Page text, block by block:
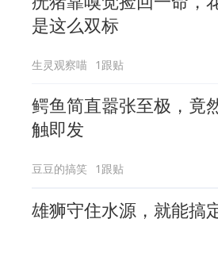
是这么双标
生灵观察喵 1跟贴
鳄鱼简直嚣张至极，竟
触即发
豆豆的搞笑 1跟贴
雄狮守住水源，就能搞